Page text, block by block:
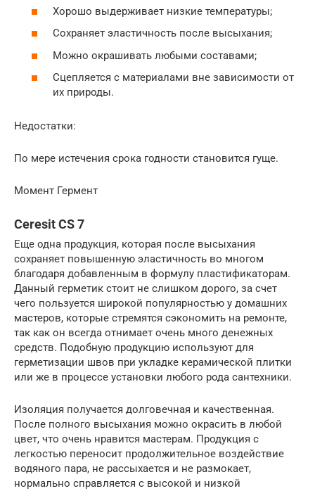
Хорошо выдерживает низкие температуры;
Сохраняет эластичность после высыхания;
Можно окрашивать любыми составами;
Сцепляется с материалами вне зависимости от
их природы.
Недостатки:
По мере истечения срока годности становится гуще.
Момент Гермент
Ceresit CS 7
Еще одна продукция, которая после высыхания
сохраняет повышенную эластичность во многом
благодаря добавленным в формулу пластификаторам.
Данный герметик стоит не слишком дорого, за счет
чего пользуется широкой популярностью у домашних
мастеров, которые стремятся сэкономить на ремонте,
так как он всегда отнимает очень много денежных
средств. Подобную продукцию используют для
герметизации швов при укладке керамической плитки
или же в процессе установки любого рода сантехники.
Изоляция получается долговечная и качественная.
После полного высыхания можно окрасить в любой
цвет, что очень нравится мастерам. Продукция с
легкостью переносит продолжительное воздействие
водяного пара, не рассыхается и не размокает,
нормально справляется с высокой и низкой